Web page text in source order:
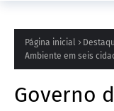
Página inicial
Ambiente em seis
Governo